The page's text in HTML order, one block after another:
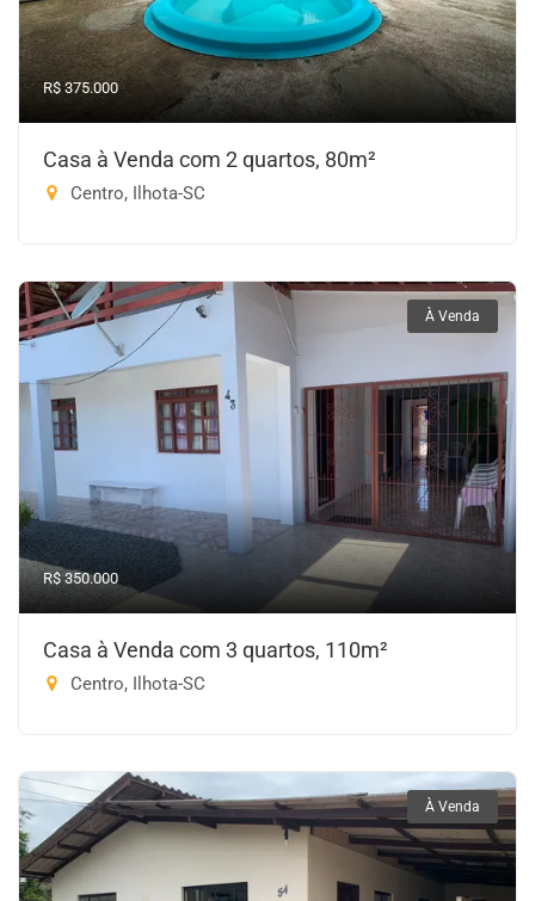
R$ 375.000
Casa à Venda com 2 quartos, 80m²
Centro, Ilhota-SC
À Venda
R$ 350.000
Casa à Venda com 3 quartos, 110m²
Centro, Ilhota-SC
À Venda